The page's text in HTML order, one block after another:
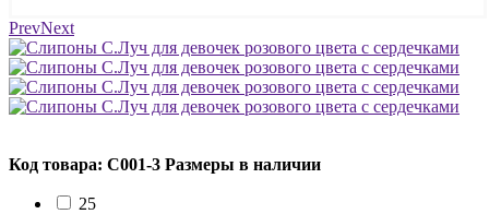
PrevNext
Код товара: C001-3 Размеры в наличии
25